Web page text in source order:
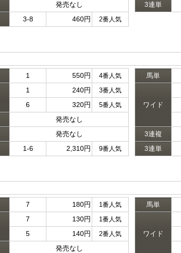
発売なし
3-8 460円 2番人気
3連単
1 550円 4番人気
1 240円 3番人気
6 320円 5番人気
発売なし
発売なし
1-6 2,310円 9番人気
馬単
ワイド
3連複
3連単
7 180円 1番人気
7 130円 1番人気
5 140円 2番人気
発売なし
馬単
ワイド